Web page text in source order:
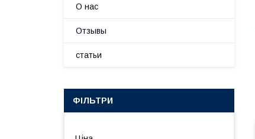
О нас
Отзывы
статьи
ФІЛЬТРИ